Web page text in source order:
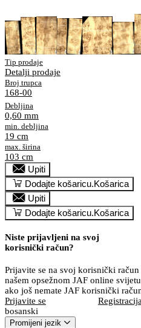
Tip prodaje
Detalji prodaje
Broj trupca
168-00
Debljina
0,60 mm
min. debljina
19 cm
max. širina
103 cm
Upiti
Dodajte košaricu.Košarica
Upiti
Dodajte košaricu.Košarica
Niste prijavljeni na svoj
korisnički račun?
Prijavite se na svoj korisnički
našem opsežnom JAF online
ako još nemate JAF korisnički
Prijavite se
Registracija
bosanski
Promijeni jezik